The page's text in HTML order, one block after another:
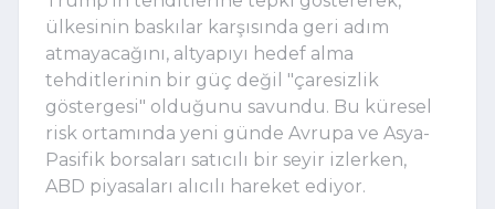
ülkesinin baskılar karşısında geri adım
atmayacağını, altyapıyı hedef alma
tehditlerinin bir güç değil "çaresizlik
göstergesi" olduğunu savundu. Bu küresel
risk ortamında yeni günde Avrupa ve Asya-
Pasifik borsaları satıcılı bir seyir izlerken,
ABD piyasaları alıcılı hareket ediyor.